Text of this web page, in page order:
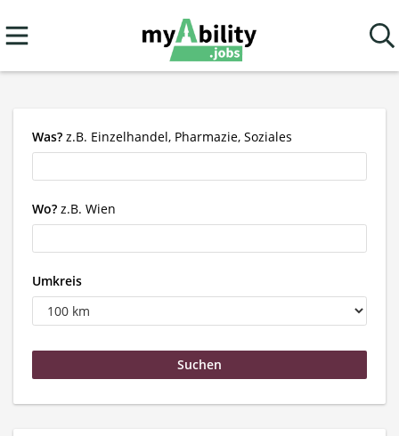
Was? z.B. Einzelhandel, Pharmazie, Soziales
Wo? z.B. Wien
Umkreis